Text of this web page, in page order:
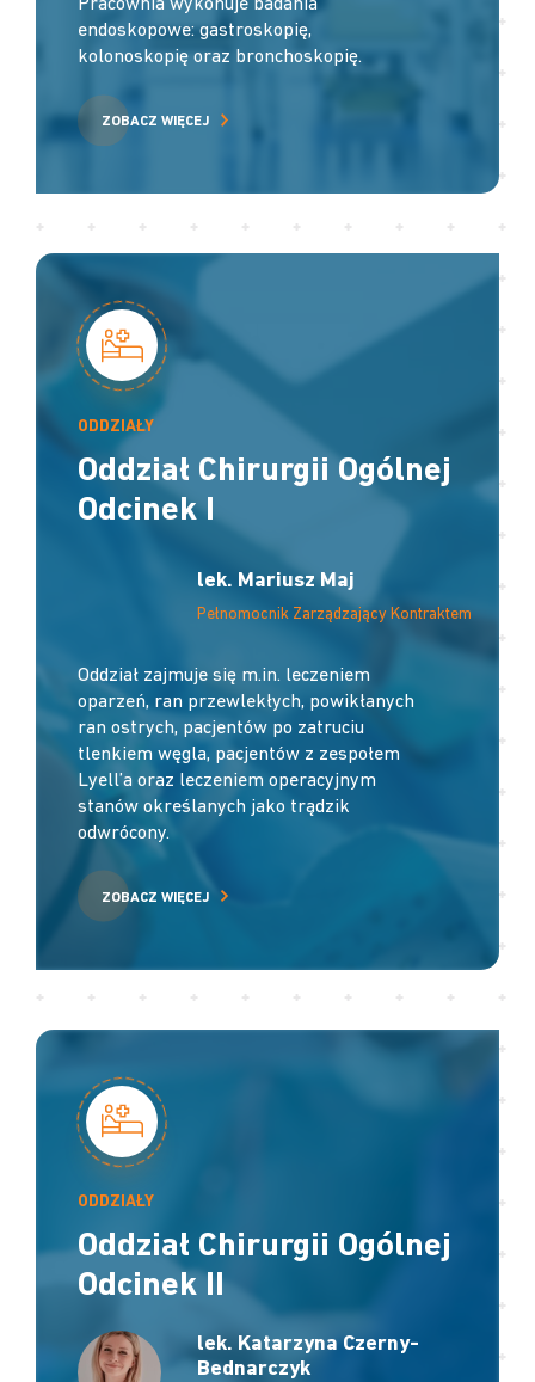
Pracownia wykonuje badania
endoskopowe: gastroskopię,
kolonoskopię oraz bronchoskopię.
ZOBACZ WIĘCEJ
Oddział zajmuje się m.in. leczeniem
oparzeń, ran przewlekłych, powikłanych
ran ostrych, pacjentów po zatruciu
tlenkiem węgla, pacjentów z zespołem
Lyell’a oraz leczeniem operacyjnym
stanów określanych jako trądzik
odwrócony.
ZOBACZ WIĘCEJ
ODDZIAŁY
Oddział Chirurgii Ogólnej
Odcinek I
lek. Mariusz Maj
Pełnomocnik Zarządzający Kontraktem
ODDZIAŁY
Oddział Chirurgii Ogólnej
Odcinek II
lek. Katarzyna Czerny-
Bednarczyk